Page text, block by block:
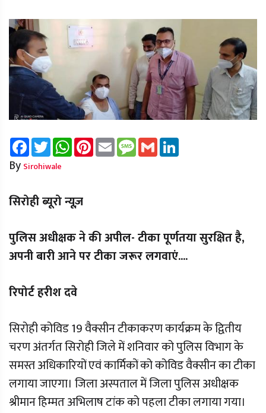
FacebookTwitterWhatsAppPinterest
Email Message
Gmail
By Sirohiwale
सिरोही ब्यूरो न्यूज़
पुलिस अधीक्षक ने की अपील- टीका पूर्णतया सुरक्षित है,
अपनी बारी आने पर टीका जरूर लगवाएं....
रिपोर्ट हरीश दवे
सिरोही कोविड 19 वैक्सीन टीकाकरण कार्यक्रम के द्वितीय
चरण अंतर्गत सिरोही जिले में शनिवार को पुलिस विभाग के
समस्त अधिकारियों एवं कार्मिकों को कोविड वैक्सीन का टीका
लगाया जाएगा। जिला अस्पताल में जिला पुलिस अधीक्षक
श्रीमान हिम्मत अभिलाष टांक को पहला टीका लगाया गया।